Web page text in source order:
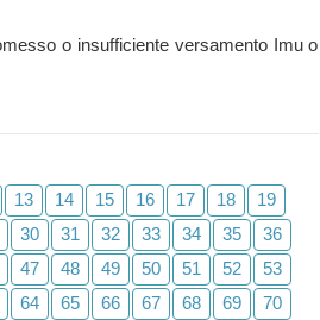
o insufficiente versamento Imu o
13 14 15 16 17 18
19
30 31 32 33 34 35
36
47 48 49 50 51 52
53
64 65 66 67 68 69 70